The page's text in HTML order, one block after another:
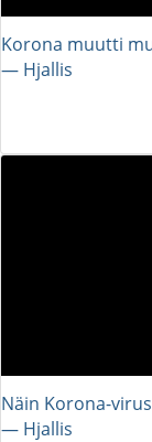
Korona muutti
― Hjallis
Näin Korona-
― Hjallis